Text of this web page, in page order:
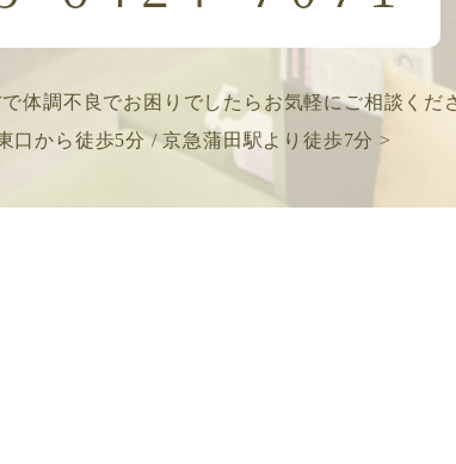
体調不良でお困りでしたら お気軽にご相談くだ
口から徒歩5分 / 京急蒲田駅より徒歩7分 >